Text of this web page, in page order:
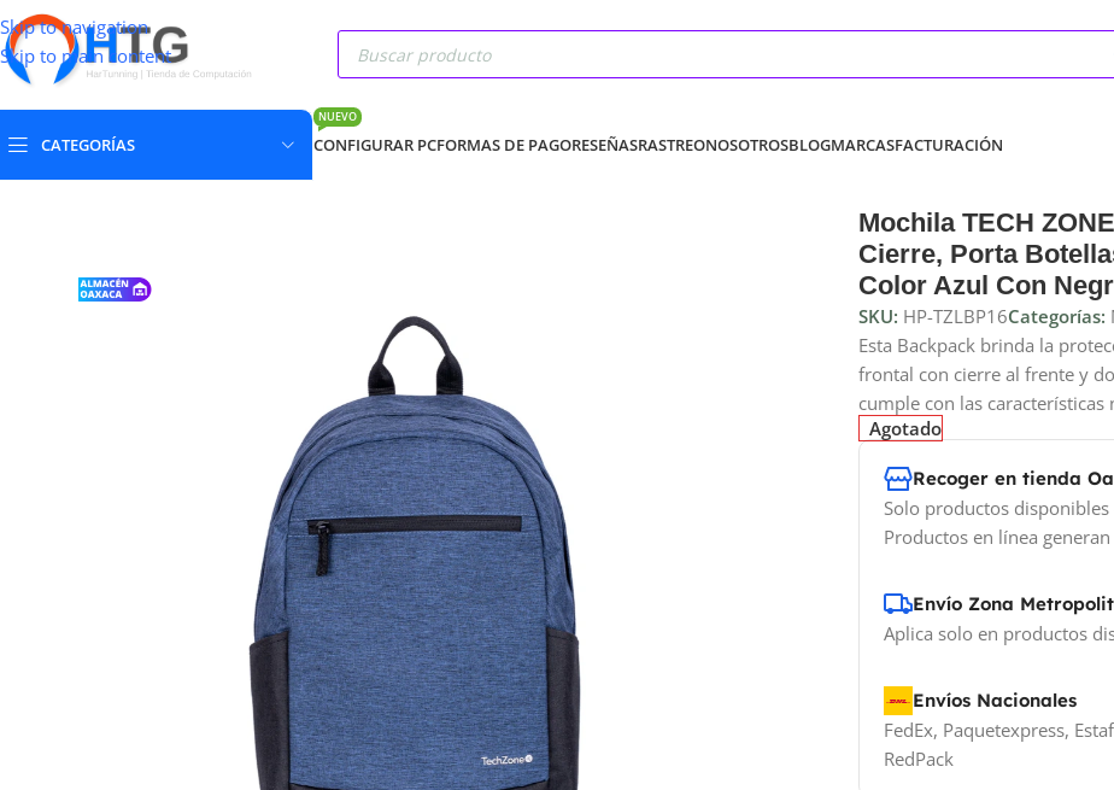
Skip to navigation
Skip to main content
CATEGORÍAS CONFIGURAR PC
NUEVO
FORMAS DE PAGORESEÑASRASTREONOSOTROSBLOGMARCASFACTURACIÓN
Mochila TECH
Cierre, Porta
Color Azul Con
SKU: HP-TZLBP16Categorías:
Esta Backpack brinda la
frontal con cierre al frente y
cumple con las
Agotado
Recoger en tienda
Solo productos disponibles
Productos en línea
Envío Zona
Aplica solo en productos
Envíos Nacionales
FedEx, Paquetexpress,
RedPack